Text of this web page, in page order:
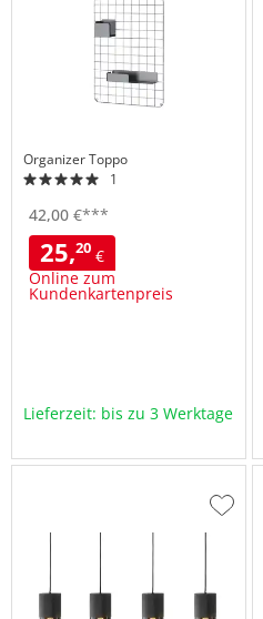
OrganizerToppo
1
42,00 €***
25,20 €
Online zum
Kundenkartenpreis
Lieferzeit: bis zu 3 Werktage
Zur